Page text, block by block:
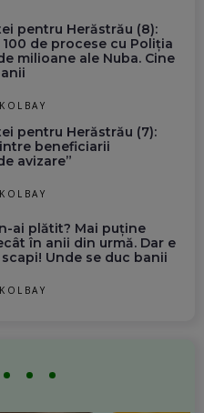
pentru Herăstrău (8):
de procese cu Poliția
milioane ale Nuba. Cine
pentru Herăstrău (7):
beneficiarii
avizare”
ai plătit? Mai puține
în anii din urmă. Dar e
Unde se duc banii